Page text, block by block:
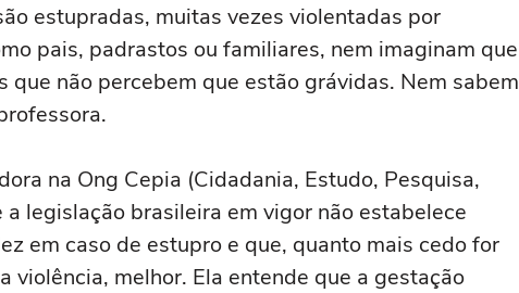
estupradas, muitas vezes violentadas por
pais, padrastos ou familiares, nem imaginam que
que não percebem que estão grávidas. Nem sabem
na Ong Cepia (Cidadania, Estudo, Pesquisa,
legislação brasileira em vigor não estabelece
em caso de estupro e que, quanto mais cedo for
melhor. Ela entende que a gestação